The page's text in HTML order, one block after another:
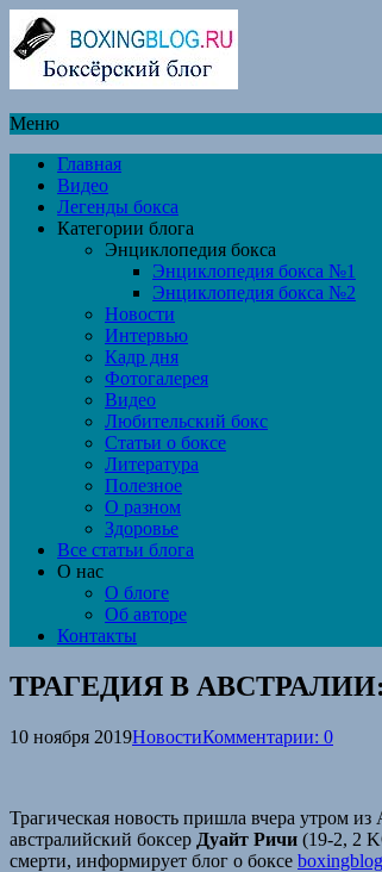
Меню
Главная
Видео
Легенды бокса
Категории блога
Энциклопедия бокса
Энциклопедия бокса №1
Энциклопедия бокса №2
Новости
Интервью
Кадр дня
Фотогалерея
Видео
Любительский бокс
Статьи о боксе
Литература
Полезное
О разном
Здоровье
Все статьи блога
О нас
О блоге
Об авторе
Контакты
ТРАГЕДИЯ В
10 ноября 2019НовостиКомментарии: 0
Трагическая новость пришла вчера утром
австралийский боксер Дуайт Ричи (19-2, 2
смерти, информирует блог о боксе